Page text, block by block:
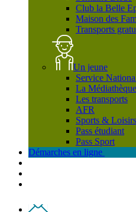
Club la Belle
Maison des
Transports
Un jeune
Service
La Médiathèque
Les transports
AFR
Sports & Loisirs
Pass étudiant
Pass Sport
Démarches en ligne
Contact